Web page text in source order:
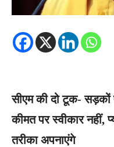
सीएम की दो टूक- सड़कों
कीमत पर स्वीकार नहीं,
तरीका अपनाएंगे